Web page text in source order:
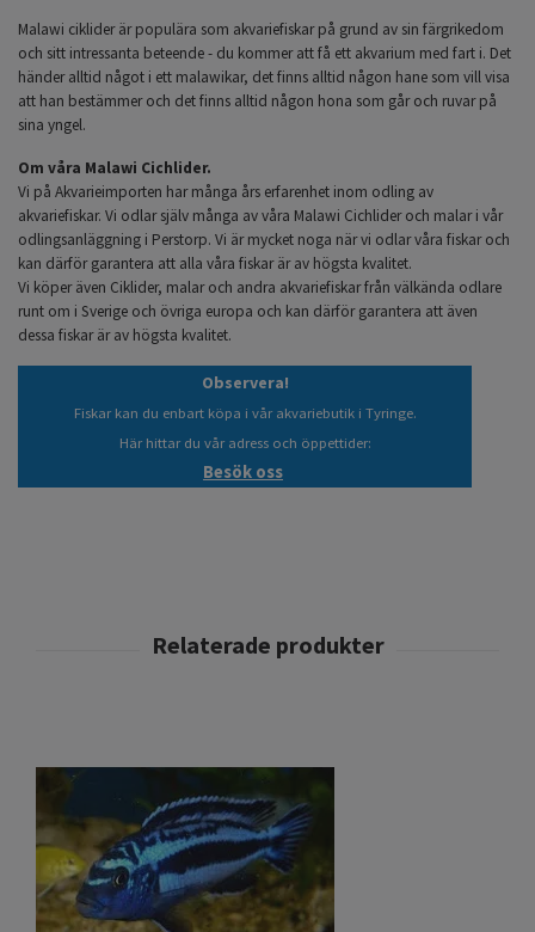
Malawi ciklider är populära som akvariefiskar på grund av sin färgrikedom
och sitt intressanta beteende - du kommer att få ett akvarium med fart i. Det
händer alltid något i ett malawikar, det finns alltid någon hane som vill visa
att han bestämmer och det finns alltid någon hona som går och ruvar på
sina yngel.
Om våra Malawi Cichlider.
Vi på Akvarieimporten har många års erfarenhet inom odling av
akvariefiskar. Vi odlar själv många av våra Malawi Cichlider och malar i vår
odlingsanläggning i Perstorp. Vi är mycket noga när vi odlar våra fiskar och
kan därför garantera att alla våra fiskar är av högsta kvalitet.
Vi köper även Ciklider, malar och andra akvariefiskar från välkända odlare
runt om i Sverige och övriga europa och kan därför garantera att även
dessa fiskar är av högsta kvalitet.
Observera!
Fiskar kan du enbart köpa i vår akvariebutik i Tyringe.
Här hittar du vår adress och öppettider:
Besök oss